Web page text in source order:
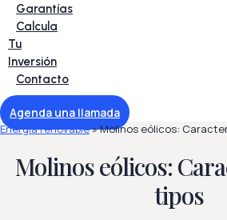
Garantías
Calcula
Tu
Inversión
Contacto
Agenda una llamada
Energía renovable»Molinos eólicos:
Molinos eólicos:
tipos